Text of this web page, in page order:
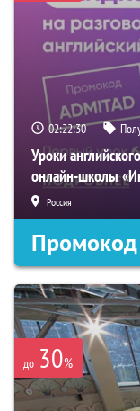
02:22:29
Уроки
онлайн-школы
Россия
Промокод
до 30%